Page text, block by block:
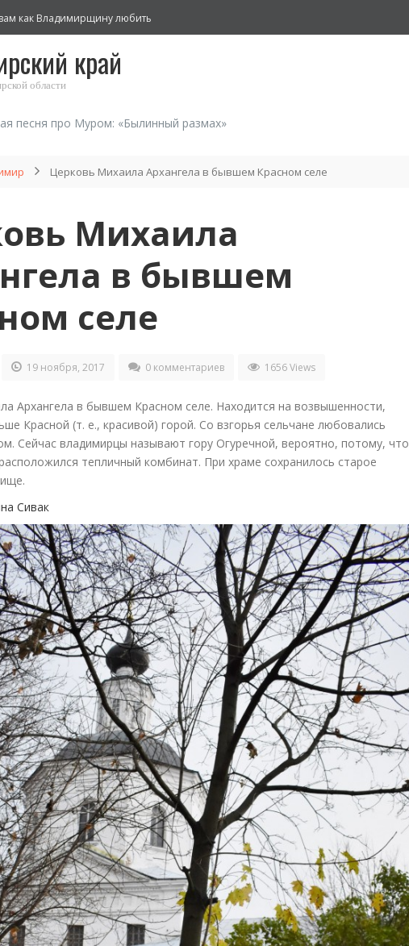
как Владимирщину любить
край
области
песня про Муром: «Былинный размах»
Церковь Михаила Архангела в бывшем Красном селе
Михаила
в бывшем
селе
19 ноября, 2017 0 комментариев 1656 Views
Архангела в бывшем Красном селе. Находится на возвышенности,
Красной (т. е., красивой) горой. Со взгорья сельчане любовались
Сейчас владимирцы называют гору Огуречной, вероятно, потому, что
тепличный комбинат. При храме сохранилось старое
Сивак